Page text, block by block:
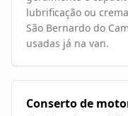
lubrificação ou
São Bernardo do
usadas já na van.
Conserto de